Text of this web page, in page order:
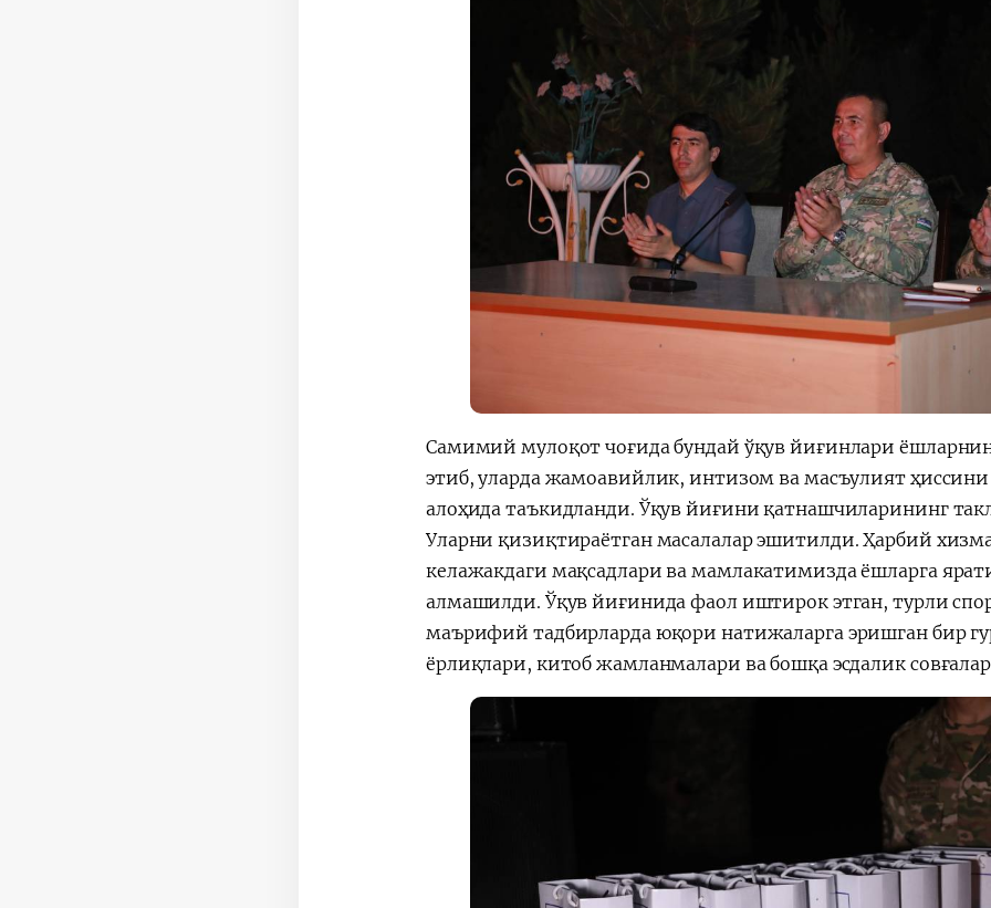
Самимий мулоқот чоғида бундай ўқув йиғинлари
этиб, уларда жамоавийлик, интизом ва масъулият
алоҳида таъкидланди. Ўқув йиғини қатнашчиларининг
Уларни қизиқтираётган масалалар эшитилди. Ҳарбий
келажакдаги мақсадлари ва мамлакатимизда ёшларга
алмашилди. Ўқув йиғинида фаол иштирок этган, турли
маърифий тадбирларда юқори натижаларга эришган бир
ёрлиқлари, китоб жамланмалари ва бошқа эсдалик